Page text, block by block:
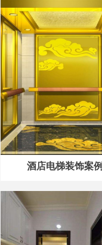
酒店电梯装饰案例